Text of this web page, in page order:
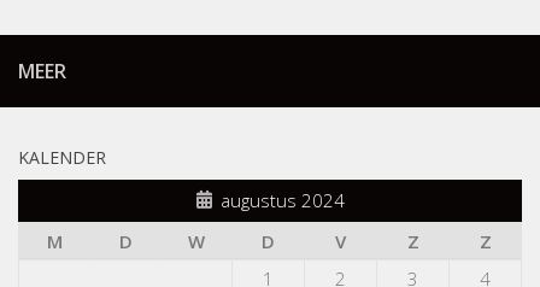
MEER
KALENDER
augustus 2024
M
D W D V Z
Z
1
2 3 4